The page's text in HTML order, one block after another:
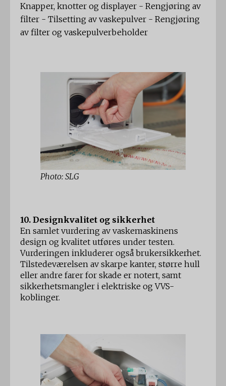
Knapper, knotter og displayer - Rengjøring av
filter - Tilsetting av vaskepulver - Rengjøring
av filter og vaskepulverbeholder
Photo: SLG
10. Designkvalitet og sikkerhet
En samlet vurdering av vaskemaskinens
design og kvalitet utføres under testen.
Vurderingen inkluderer også brukersikkerhet.
Tilstedeværelsen av skarpe kanter, større hull
eller andre farer for skade er notert, samt
sikkerhetsmangler i elektriske og VVS-
koblinger.